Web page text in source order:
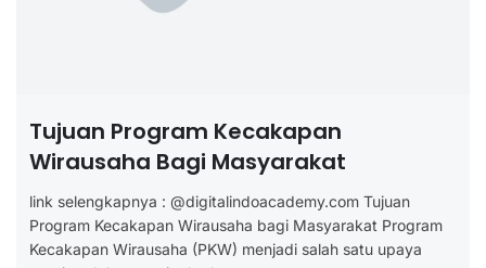
Tujuan Program Kecakapan
Wirausaha Bagi Masyarakat
link selengkapnya : @digitalindoacademy.com Tujuan
Program Kecakapan Wirausaha bagi Masyarakat Program
Kecakapan Wirausaha (PKW) menjadi salah satu upaya